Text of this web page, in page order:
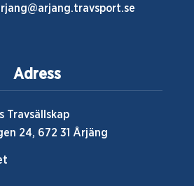
Adress
Travsällskap
24, 672 31 Årjäng